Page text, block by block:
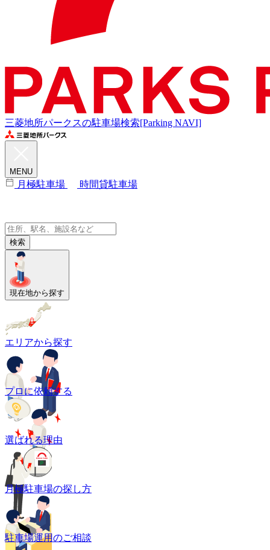
三菱地所パークスの駐車場検索[Parking NAVI]
MENU
月極駐車場 時間貸駐車場
検索
現在地から探す
エリアから探す
プロに依頼する
選ばれる理由
月極駐車場の探し方
駐車場運用のご相談